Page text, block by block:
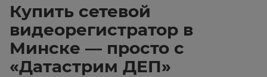
Купить сетевой
видеорегистратор в
Минске — просто с
«Датастрим ДЕП»